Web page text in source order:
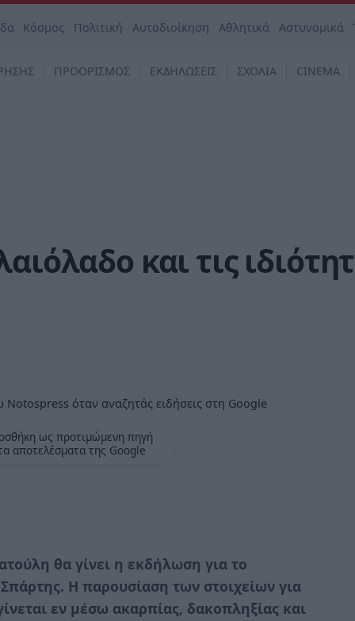
Κόσμος Πολιτική Αυτοδιοίκηση Αθλητικά Αστυνομικά
ΠΡΟΟΡΙΣΜΟΣ ΕΚΔΗΛΩΣΕΙΣ ΣΧΟΛΙΑ CINEMA
και τις
όταν αναζητάς ειδήσεις στη Google
ως προτιμώμενη πηγή
αποτελέσματα της Google
θα γίνει η εκδήλωση για το
Η παρουσίαση των στοιχείων για
εν μέσω ακαρπίας, δακοπληξίας και